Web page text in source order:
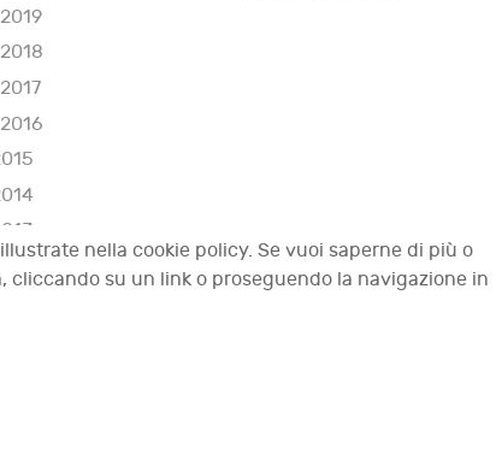
nella cookie policy. Se vuoi saperne di più o
su un link o proseguendo la navigazione in